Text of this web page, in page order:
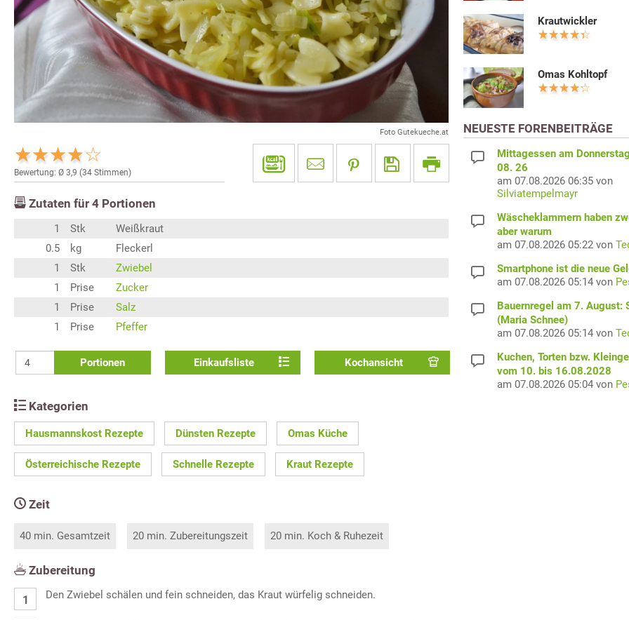
Foto Gutekueche.at
Bewertung: Ø 3,9 (34 Stimmen)
Zutaten für 4 Portionen
1 Stk
Weißkraut
0.5
kg
Fleckerl
1
Stk
Zwiebel
1
Prise
Zucker
1
Prise
Salz
1
Prise Pfeffer
Portionen Einkaufsliste Kochansicht
Kategorien
Hausmannskost Rezepte Dünsten Rezepte Omas Küche
Österreichische Rezepte Schnelle Rezepte Kraut Rezepte
Zeit
40 min. Gesamtzeit 20 min. Zubereitungszeit 20 min. Koch & Ruhezeit
Zubereitung
Den Zwiebel schälen und fein schneiden, das Kraut würfelig schneiden.
Krautwickler
Omas Kohltopf
NEUESTE FORENBEITRÄGE
Mittagessen am
08. 26
am 07.08.2026 06:35 von
Silviatempelmayr
Wäscheklammern haben
aber warum
am 07.08.2026 05:22 von
Smartphone ist die neue
am 07.08.2026 05:14 von
Bauernregel am 7. August:
(Maria Schnee)
am 07.08.2026 05:14 von
Kuchen, Torten bzw.
vom 10. bis 16.08.2028
am 07.08.2026 05:04 von